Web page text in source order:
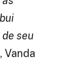
seu
Vanda